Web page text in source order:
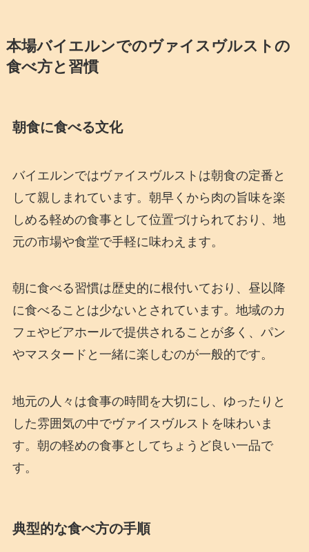
本場バイエルンでのヴァイスヴルストの
食べ方と習慣
朝食に食べる文化
バイエルンではヴァイスヴルストは朝食の定番と
して親しまれています。朝早くから肉の旨味を楽
しめる軽めの食事として位置づけられており、地
元の市場や食堂で手軽に味わえます。
朝に食べる習慣は歴史的に根付いており、昼以降
に食べることは少ないとされています。地域のカ
フェやビアホールで提供されることが多く、パン
やマスタードと一緒に楽しむのが一般的です。
地元の人々は食事の時間を大切にし、ゆったりと
した雰囲気の中でヴァイスヴルストを味わいま
す。朝の軽めの食事としてちょうど良い一品で
す。
典型的な食べ方の手順